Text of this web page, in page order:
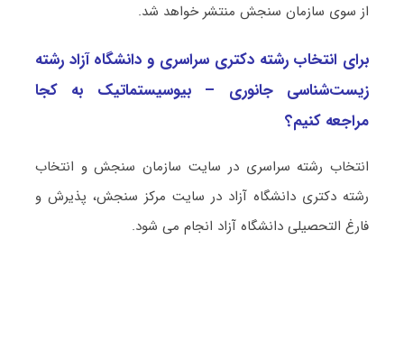
از سوی سازمان سنجش منتشر خواهد شد.
برای انتخاب رشته دکتری سراسری و دانشگاه آزاد رشته
زیست‌شناسی جانوری – بیوسیستماتیک به کجا
مراجعه کنیم؟
انتخاب رشته سراسری در سایت سازمان سنجش و انتخاب
رشته دکتری دانشگاه آزاد در سایت مرکز سنجش، پذیرش و
فارغ التحصیلی دانشگاه آزاد انجام می شود.